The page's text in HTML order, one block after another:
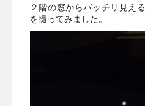
２階の窓からバッチリ見える
を撮ってみました。